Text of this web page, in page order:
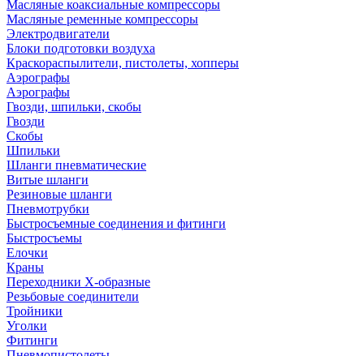
Масляные коаксиальные компрессоры
Масляные ременные компрессоры
Электродвигатели
Блоки подготовки воздуха
Краскораспылители, пистолеты, хопперы
Аэрографы
Аэрографы
Гвозди, шпильки, скобы
Гвозди
Скобы
Шпильки
Шланги пневматические
Витые шланги
Резиновые шланги
Пневмотрубки
Быстросъемные соединения и фитинги
Быстросъемы
Елочки
Краны
Переходники Х-образные
Резьбовые соединители
Тройники
Уголки
Фитинги